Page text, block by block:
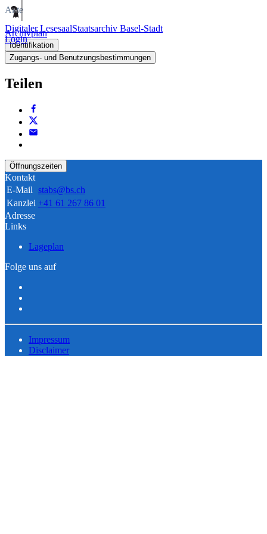
Digitaler LesesaalStaatsarchiv Basel-Stadt
Login
Akte
Archivplan
Identifikation
Zugangs- und Benutzungsbestimmungen
Teilen
Öffnungszeiten
Kontakt
E-Mail stabs@bs.ch
Kanzlei +41 61 267 86 01
Adresse
Links
Lageplan
Folge uns auf
Impressum
Disclaimer